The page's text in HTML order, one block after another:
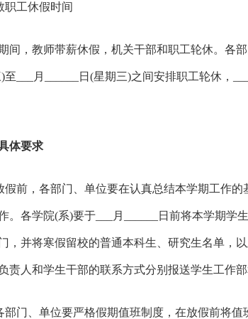
职工休假时间
间，教师带薪休假，机关干部和职工轮休。各部
至___月______日(星期三)之间安排职工轮休，
体要求
假前，各部门、单位要在认真总结本学期工作
。各学院(系)要于___月______日前将本学期学
，并将寒假留校的普通本科生、研究生名单，
责人和学生干部的联系方式分别报送学生工作部
部门、单位要严格假期值班制度，在放假前将值